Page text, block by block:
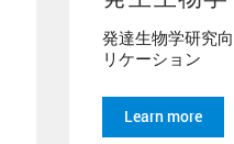
発達生物学研究
リケーション
Learn more